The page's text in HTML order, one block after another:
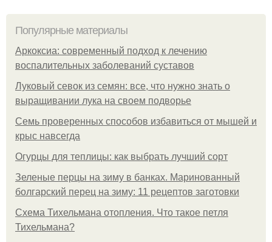
Популярные материалы
Аркоксиа: современный подход к лечению
воспалительных заболеваний суставов
Луковый севок из семян: все, что нужно знать о
выращивании лука на своем подворье
Семь проверенных способов избавиться от мышей и
крыс навсегда
Огурцы для теплицы: как выбрать лучший сорт
Зеленые перцы на зиму в банках. Маринованный
болгарский перец на зиму: 11 рецептов заготовки
Схема Тихельмана отопления. Что такое петля
Тихельмана?